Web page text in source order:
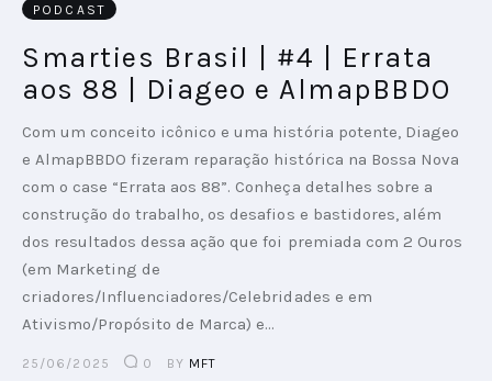
PODCAST
Smarties Brasil | #4 | Errata
aos 88 | Diageo e AlmapBBDO
Com um conceito icônico e uma história potente, Diageo
e AlmapBBDO fizeram reparação histórica na Bossa Nova
com o case “Errata aos 88”. Conheça detalhes sobre a
construção do trabalho, os desafios e bastidores, além
dos resultados dessa ação que foi premiada com 2 Ouros
(em Marketing de
criadores/Influenciadores/Celebridades e em
Ativismo/Propósito de Marca) e…
25/06/2025 0 BY MFT